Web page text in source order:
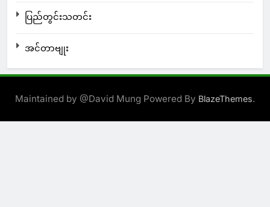
ပြည်တွင်းသတင်း
အင်တာဗျုး
Maintained by @David Mung Powered By BlazeThemes.